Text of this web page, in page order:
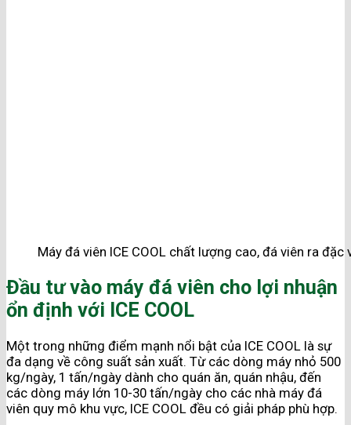
Máy đá viên ICE COOL chất lượng cao, đá viên ra
Đầu tư vào máy đá viên cho lợi nhuận
ổn định với ICE COOL
Một trong những điểm mạnh nổi bật của ICE COOL là sự
đa dạng về công suất sản xuất. Từ các dòng máy nhỏ 500
kg/ngày, 1 tấn/ngày dành cho quán ăn, quán nhậu, đến
các dòng máy lớn 10-30 tấn/ngày cho các nhà máy đá
viên quy mô khu vực, ICE COOL đều có giải pháp phù hợp.